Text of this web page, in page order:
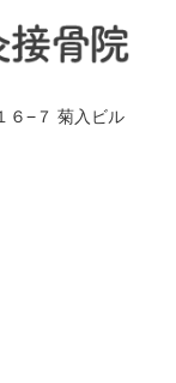
６−７ 菊入ビル